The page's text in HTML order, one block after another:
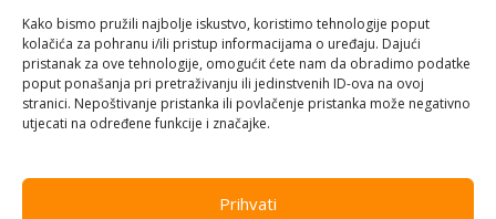
Kako bismo pružili najbolje iskustvo, koristimo tehnologije poput
kolačića za pohranu i/ili pristup informacijama o uređaju. Dajući
pristanak za ove tehnologije, omogućit ćete nam da obradimo podatke
poput ponašanja pri pretraživanju ili jedinstvenih ID-ova na ovoj
stranici. Nepoštivanje pristanka ili povlačenje pristanka može negativno
utjecati na određene funkcije i značajke.
Prihvati
Kontakt informacije
Branilaca Bosne, 75 300 Lukavac
+387 35 555 999
info@pconer.ba